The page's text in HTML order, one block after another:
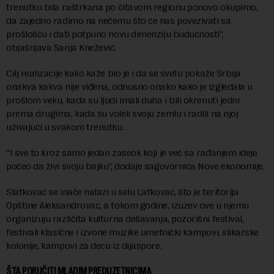
trenutku bila raštrkana po čitavom regionu ponovo okupimo,
da zajedno radimo na nečemu što će nas povezivati sa
prošlošću i dati potpuno novu dimenziju budućnosti”,
objašnjava Sanja Knežević.
Cilj realizacije kako kaže bio je i da se svetu pokaže Srbija
onakva kakva nije viđena, odnosno onako kako je izgledala u
prošlom veku, kada su ljudi imali duha i bili okrenuti jedni
prema drugima, kada su voleli svoju zemlu i radili na njoj
uživajući u svakom trenutku.
“I sve to kroz samo jedan zaseok koji je već sa rađanjem ideje
počeo da živi svoju bajku”, dodaje sagovornica Nove ekonomije.
Slatkovac se inače nalazi u selu Latkovac, što je teritorija
Opštine Aleksandrovac, a tokom godine, izuzev ove u njemu
organizuju različita kulturna dešavanja, pozorišni festival,
festivali klasične i izvone muzike umetnički kampovi, slikarske
kolonije, kampovi za decu iz dijaspore.
ŠTA PORUČITI MLADIM PREDUZETNICIMA